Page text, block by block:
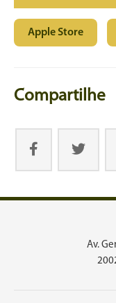
Apple Store
Compartilhe
Av.